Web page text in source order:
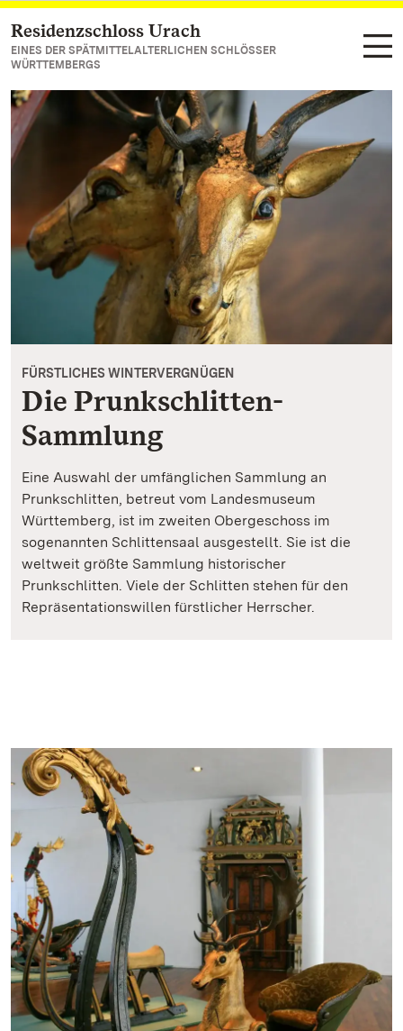
Zum Hauptinhalt springen
Residenzschloss Urach
EINES DER SPÄTMITTELALTERLICHEN SCHLÖSSER
WÜRTTEMBERGS
FÜRSTLICHES WINTERVERGNÜGEN
Die Prunkschlitten-
Sammlung
Eine Auswahl der umfänglichen Sammlung an
Prunkschlitten, betreut vom Landesmuseum
Württemberg, ist im zweiten Obergeschoss im
sogenannten Schlittensaal ausgestellt. Sie ist die
weltweit größte Sammlung historischer
Prunkschlitten. Viele der Schlitten stehen für den
Repräsentationswillen fürstlicher Herrscher.